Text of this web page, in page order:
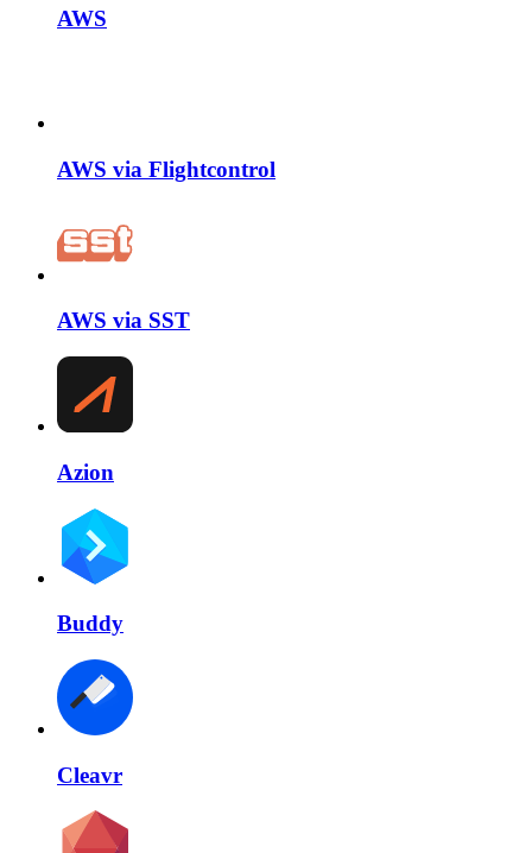
AWS
AWS via Flightcontrol
AWS via SST
Azion
Buddy
Cleavr